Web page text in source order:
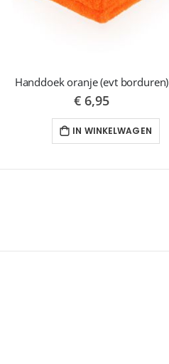
Handdoek oranje (evt borduren)
€ 6,95
IN WINKELWAGEN